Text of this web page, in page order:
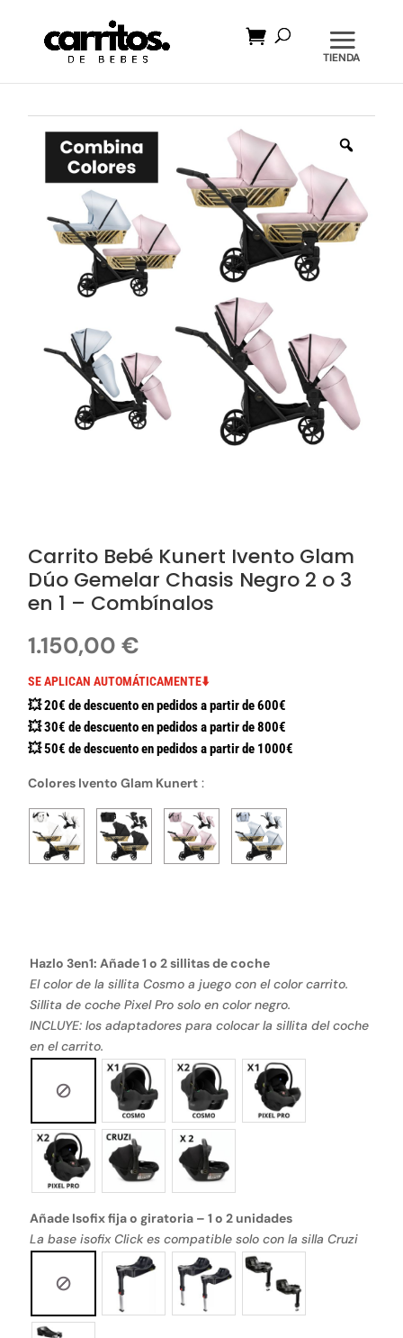
productos
Carrito Bebé Kunert Ivento Glam
Dúo Gemelar Chasis Negro 2 o 3
en 1 – Combínalos
1.150,00€
SE APLICAN AUTOMÁTICAMENTE⬇️
💥 20€ de descuento en pedidos a partir de 600€
💥 30€ de descuento en pedidos a partir de 800€
💥 50€ de descuento en pedidos a partir de 1000€
Colores Ivento Glam Kunert :
Hazlo 3en1: Añade 1 o 2 sillitas de coche
El color de la sillita Cosmo a juego con el color carrito.
Sillita de coche Pixel Pro solo en color negro.
INCLUYE: los adaptadores para colocar la sillita del coche
en el carrito.
Añade Isofix fija o giratoria – 1 o 2 unidades
La base isofix Click es compatible solo con la silla Cruzi